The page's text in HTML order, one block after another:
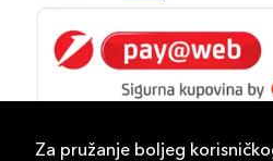
Za pružanje boljeg